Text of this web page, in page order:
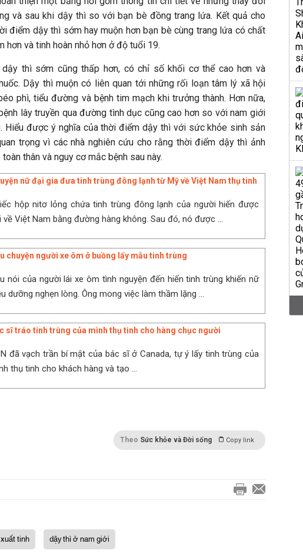
và sau khi dậy thì so với bạn bè đồng trang lứa. Kết quả cho
điểm dậy thì sớm hay muộn hơn bạn bè cùng trang lứa có chất
hơn và tinh hoàn nhỏ hơn ở độ tuổi 19.
dậy thì sớm cũng thấp hơn, có chỉ số khối cơ thể cao hơn và
Dậy thì muộn có liên quan tới những rối loạn tâm lý xã hội
phì, tiểu đường và bệnh tim mạch khi trưởng thành. Hơn nữa,
lây truyền qua đường tình dục cũng cao hơn so với nam giới
Hiểu được ý nghĩa của thời điểm dậy thì với sức khỏe sinh sản
trọng vì các nhà nghiên cứu cho rằng thời điểm dậy thì ảnh
thân và nguy cơ mắc bệnh sau này.
nữ đại gia đưa tinh trùng đông lạnh từ Mỹ về Việt Nam thụ tinh
hộp nitơ lỏng chứa tinh trùng đông lạnh của người hiến được
về Việt Nam bằng đường hàng không. Sau đó, nó được ...
chuyện người xe ôm ở buồng lấy mẫu tinh trùng
nói của người lái xe ôm tình nguyện đến hiến tinh trùng khiến nữ
dưỡng nghẹn lòng. Ông mong việc làm thầm lặng ...
sĩ tráo tinh trùng của mình thụ tinh cho hàng chục người
đã vạch trần bí mật của bác sĩ ở Canada, tự ý lấy tinh trùng của
thụ tinh cho khách hàng và tạo ...
Theo Sức khỏe và Đời sống Copy link
xuất tinh dậy thì ở nam giới